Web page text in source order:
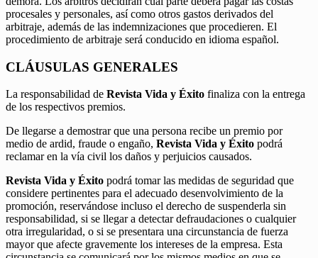
procesales y personales, así como otros gastos derivados del
arbitraje, además de las indemnizaciones que procedieren. El
procedimiento de arbitraje será conducido en idioma español.
CLÁUSULAS GENERALES
La responsabilidad de Revista Vida y Éxito finaliza con la entrega
de los respectivos premios.
De llegarse a demostrar que una persona recibe un premio por
medio de ardid, fraude o engaño, Revista Vida y Éxito podrá
reclamar en la vía civil los daños y perjuicios causados.
Revista Vida y Éxito podrá tomar las medidas de seguridad que
considere pertinentes para el adecuado desenvolvimiento de la
promoción, reservándose incluso el derecho de suspenderla sin
responsabilidad, si se llegar a detectar defraudaciones o cualquier
otra irregularidad, o si se presentara una circunstancia de fuerza
mayor que afecte gravemente los intereses de la empresa. Esta